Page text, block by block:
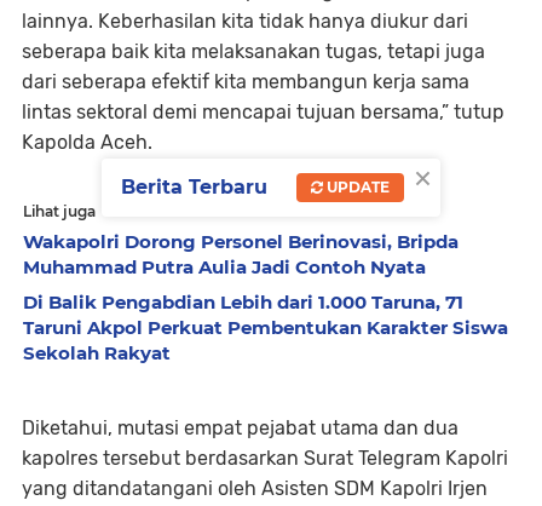
lainnya. Keberhasilan kita tidak hanya diukur dari
seberapa baik kita melaksanakan tugas, tetapi juga
dari seberapa efektif kita membangun kerja sama
lintas sektoral demi mencapai tujuan bersama,” tutup
Kapolda Aceh.
Lihat juga
Wakapolri Dorong Personel Berinovasi, Bripda
Muhammad Putra Aulia Jadi Contoh Nyata
Di Balik Pengabdian Lebih dari 1.000 Taruna, 71
Taruni Akpol Perkuat Pembentukan Karakter Siswa
Sekolah Rakyat
Diketahui, mutasi empat pejabat utama dan dua
kapolres tersebut berdasarkan Surat Telegram Kapolri
yang ditandatangani oleh Asisten SDM Kapolri Irjen
×
Berita Terbaru UPDATE